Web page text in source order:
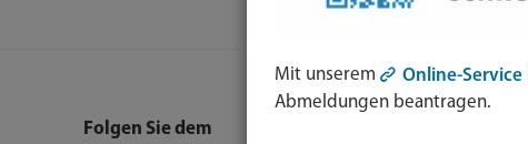
Folgen Sie dem
Mit unserem Online-Service
Abmeldungen beantragen.